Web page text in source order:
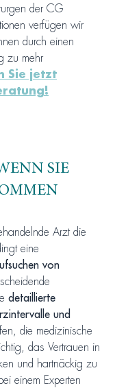
der CG
verfügen wir
durch einen
zu mehr
Sie jetzt
SIE
Arzt die
eine
von
detaillierte
und
die medizinische
das Vertrauen in
und hartnäckig zu
einem Experten